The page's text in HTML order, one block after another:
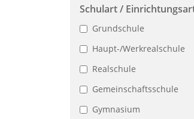
Schulart /
Grundschule
Haupt-/Werkrealschule
Realschule
Gemeinschaftsschule
Gymnasium